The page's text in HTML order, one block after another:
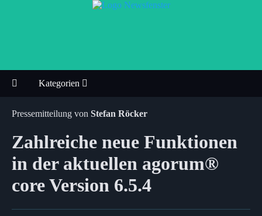
Kategorien
Pressemitteilung von Stefan Röcker
Zahlreiche neue Funktionen
in der aktuellen agorum®
core Version 6.5.4